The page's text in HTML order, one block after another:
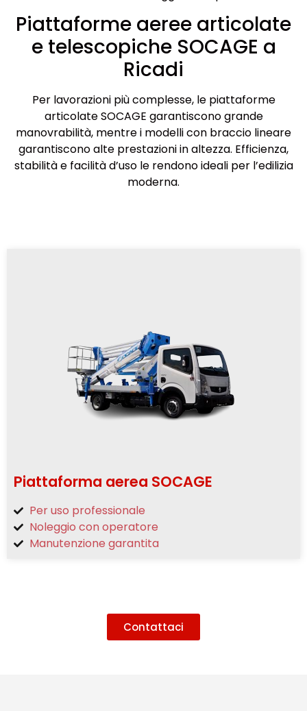
Piattaforme aeree articolate
e telescopiche SOCAGE a
Ricadi
Per lavorazioni più complesse, le piattaforme
articolate SOCAGE garantiscono grande
manovrabilità, mentre i modelli con braccio lineare
garantiscono alte prestazioni in altezza. Efficienza,
stabilità e facilità d’uso le rendono ideali per l’edilizia
moderna.
Piattaforma aerea SOCAGE
Per uso professionale
Noleggio con operatore
Manutenzione garantita
Contattaci